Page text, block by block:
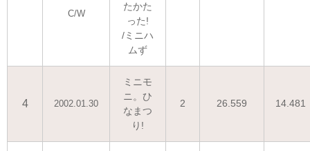
C/W
たかた
った!
/ミニハ
ムず
4 2002.01.30
ミニモ
ニ。ひ
なまつ
り!
2 26.559 14.481